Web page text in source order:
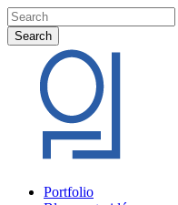
Skip
to
main
content
Search
Search
Menu
Portfolio